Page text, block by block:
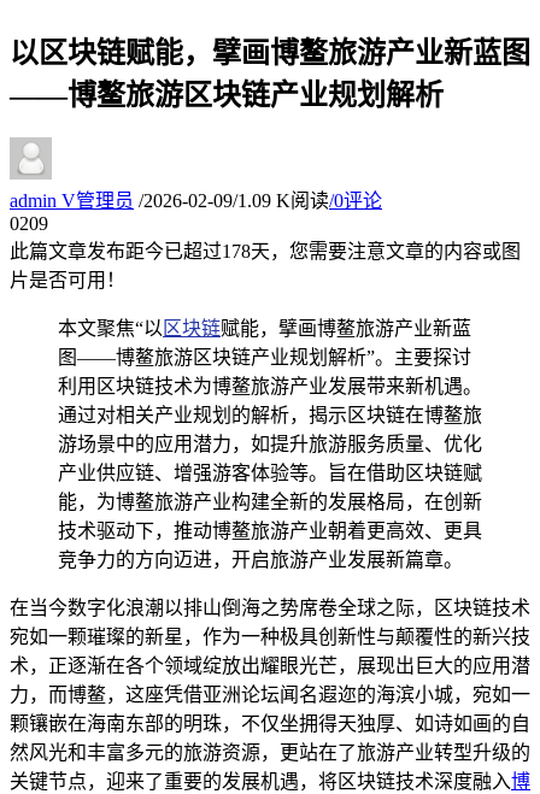
以区块链赋能，擘画博鳌旅游产业新蓝图
——博鳌旅游区块链产业规划解析
admin V管理员 /2026-02-09/1.09 K阅读/0评论
0209
此篇文章发布距今已超过178天，您需要注意文章的内容或图
片是否可用！
本文聚焦“以 区块链赋能，擘画博鳌旅游产业新蓝
图——博鳌旅游区块链产业规划解析”。主要探讨
利用区块链技术为博鳌旅游产业发展带来新机遇。
通过对相关产业规划的解析，揭示区块链在博鳌旅
游场景中的应用潜力，如提升旅游服务质量、优化
产业供应链、增强游客体验等。旨在借助区块链赋
能，为博鳌旅游产业构建全新的发展格局，在创新
技术驱动下，推动博鳌旅游产业朝着更高效、更具
竞争力的方向迈进，开启旅游产业发展新篇章。
在当今数字化浪潮以排山倒海之势席卷全球之际，区块链技术
宛如一颗璀璨的新星，作为一种极具创新性与颠覆性的新兴技
术，正逐渐在各个领域绽放出耀眼光芒，展现出巨大的应用潜
力，而博鳌，这座凭借亚洲论坛闻名遐迩的海滨小城，宛如一
颗镶嵌在海南东部的明珠，不仅坐拥得天独厚、如诗如画的自
然风光和丰富多元的旅游资源，更站在了旅游产业转型升级的
关键节点，迎来了重要的发展机遇，将区块链技术深度融入博